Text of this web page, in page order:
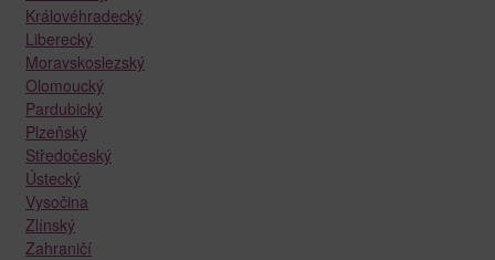
Královéhradecký
Liberecký
Moravskoslezský
Olomoucký
Pardubický
Plzeňský
Středočeský
Ústecký
Vysočina
Zlínský
Zahraničí